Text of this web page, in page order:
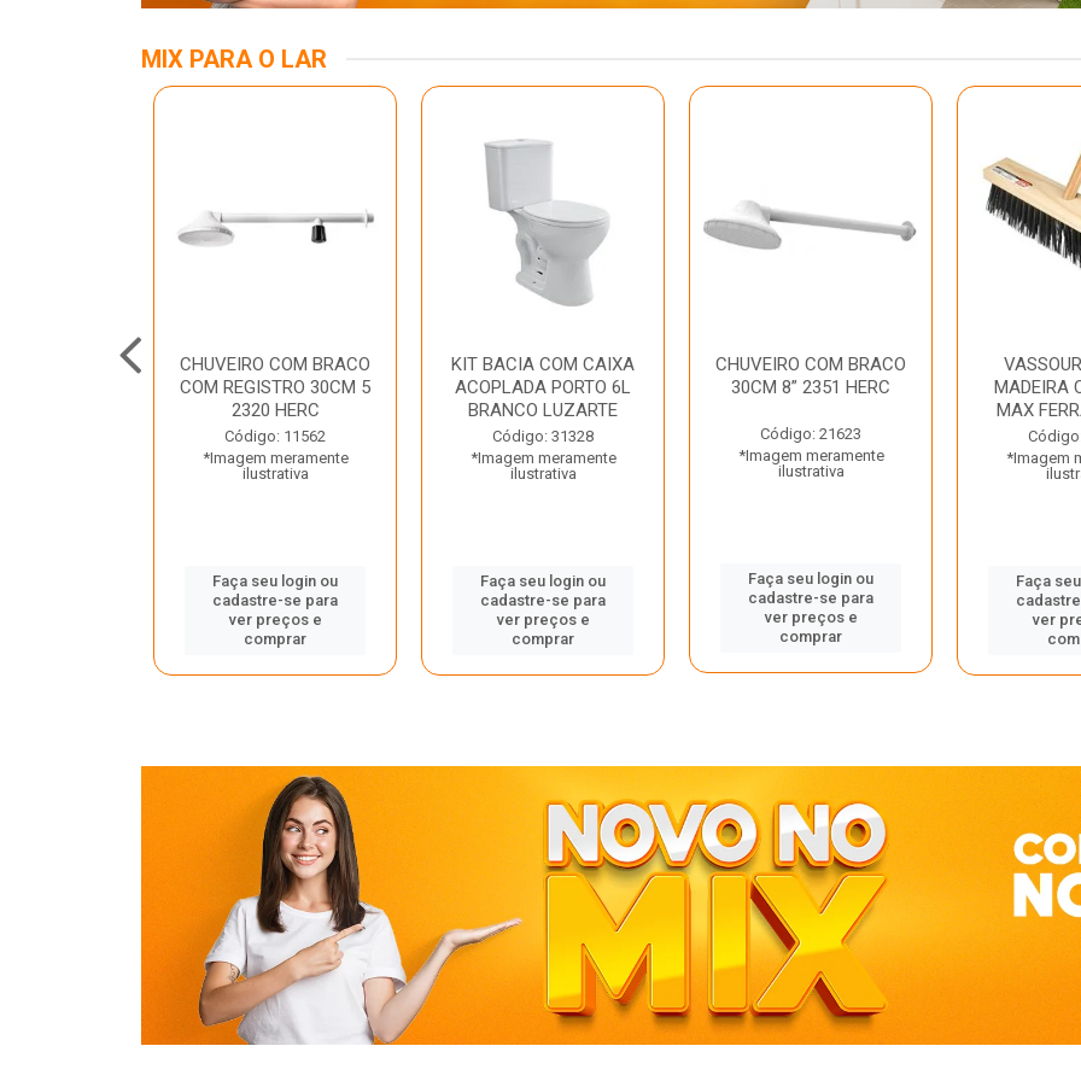
MIX PARA O LAR
CHUVEIRO COM BRACO
COM REGISTRO 30CM 5
2320 HERC
Código: 11562
*Imagem meramente
ilustrativa
Faça seu login ou
cadastre-se para
ver preços e
comprar
KIT BACIA COM CAIXA
ACOPLADA PORTO 6L
BRANCO LUZARTE
Código: 31328
*Imagem meramente
ilustrativa
Faça seu login ou
cadastre-se para
ver preços e
comprar
CHUVEIRO COM BRACO
30CM 8” 2351 HERC
Código: 21623
*Imagem meramente
ilustrativa
Faça seu login ou
cadastre-se para
ver preços e
comprar
MADEIRA
MAX
*Imagem
Faça
ver